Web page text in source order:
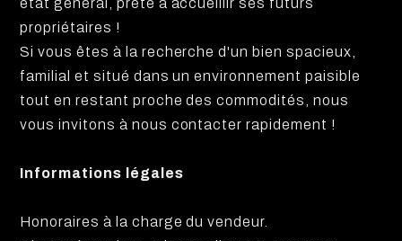
état général, prête à accueillir ses futurs
propriétaires !
Si vous êtes à la recherche d'un bien spacieux,
familial et situé dans un environnement paisible
tout en restant proche des commodités, nous
vous invitons à nous contacter rapidement !
Informations légales
Honoraires à la charge du vendeur.